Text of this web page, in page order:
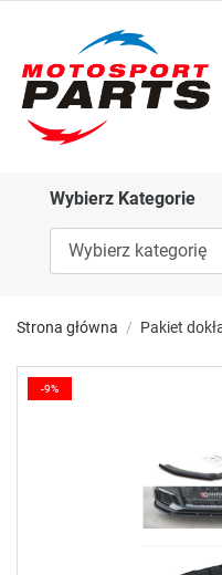
Wybierz Kategorie
Strona główna Pakiet
-9%